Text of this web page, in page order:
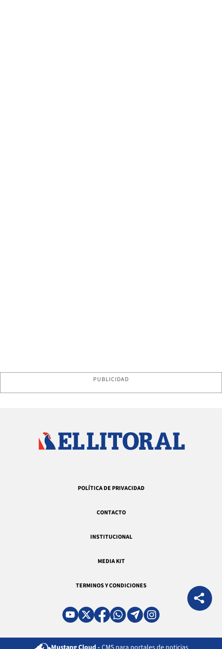
PUBLICIDAD
POLÍTICA DE PRIVACIDAD
CONTACTO
INSTITUCIONAL
MEDIA KIT
TERMINOS Y CONDICIONES